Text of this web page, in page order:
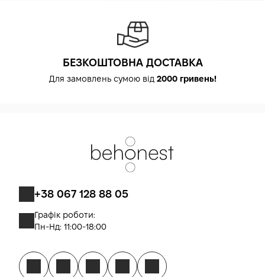
БЕЗКОШТОВНА ДОСТАВКА
Для замовлень сумою від 2000 гривень!
+38 067 128 88 05
Графік роботи:
Пн-Нд: 11:00-18:00